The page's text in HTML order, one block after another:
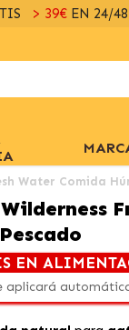
> 39€EN 24/
Water Comida
EN
aplicará